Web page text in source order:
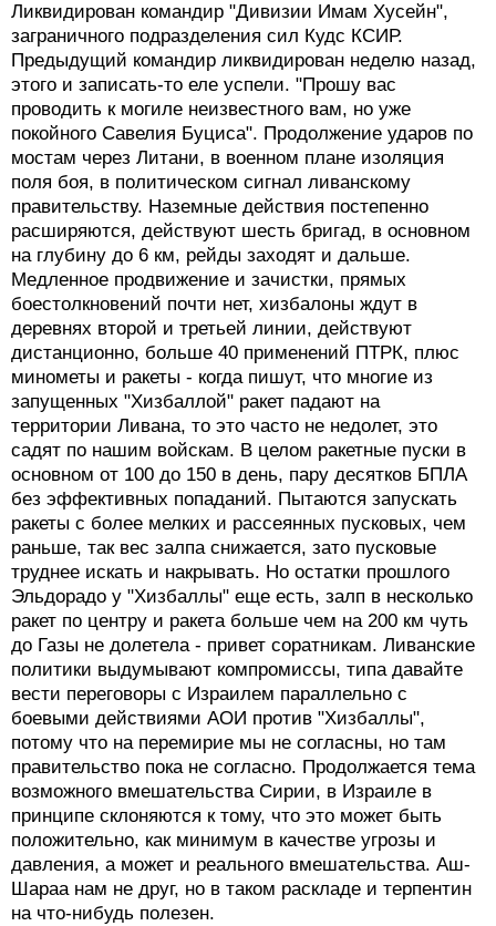
Ликвидирован командир "Дивизии Имам Хусейн",
заграничного подразделения сил Кудс КСИР.
Предыдущий командир ликвидирован неделю назад,
этого и записать-то еле успели. "Прошу вас
проводить к могиле неизвестного вам, но уже
покойного Савелия Буциса". Продолжение ударов по
мостам через Литани, в военном плане изоляция
поля боя, в политическом сигнал ливанскому
правительству. Наземные действия постепенно
расширяются, действуют шесть бригад, в основном
на глубину до 6 км, рейды заходят и дальше.
Медленное продвижение и зачистки, прямых
боестолкновений почти нет, хизбалоны ждут в
деревнях второй и третьей линии, действуют
дистанционно, больше 40 применений ПТРК, плюс
минометы и ракеты - когда пишут, что многие из
запущенных "Хизбаллой" ракет падают на
территории Ливана, то это часто не недолет, это
садят по нашим войскам. В целом ракетные пуски в
основном от 100 до 150 в день, пару десятков БПЛА
без эффективных попаданий. Пытаются запускать
ракеты с более мелких и рассеянных пусковых, чем
раньше, так вес залпа снижается, зато пусковые
труднее искать и накрывать. Но остатки прошлого
Эльдорадо у "Хизбаллы" еще есть, залп в несколько
ракет по центру и ракета больше чем на 200 км чуть
до Газы не долетела - привет соратникам. Ливанские
политики выдумывают компромиссы, типа давайте
вести переговоры с Израилем параллельно с
боевыми действиями АОИ против "Хизбаллы",
потому что на перемирие мы не согласны, но там
правительство пока не согласно. Продолжается тема
возможного вмешательства Сирии, в Израиле в
принципе склоняются к тому, что это может быть
положительно, как минимум в качестве угрозы и
давления, а может и реального вмешательства. Аш-
Шараа нам не друг, но в таком раскладе и терпентин
на что-нибудь полезен.